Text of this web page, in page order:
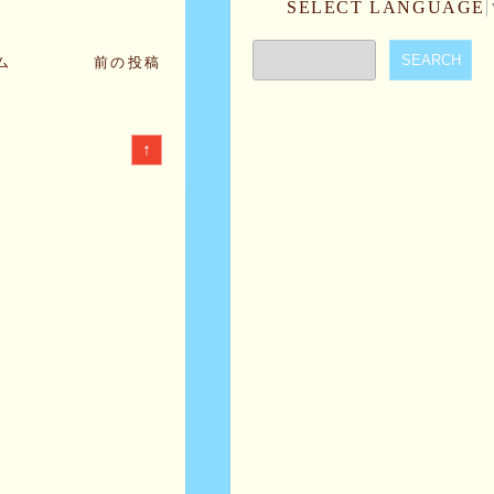
前の投稿
↑
SELECT LANGUAGE